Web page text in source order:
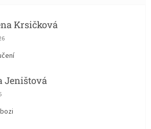
Krsičková
obchodu je 5 z 5 hvězdiček.
Jeništová
obchodu je 5 z 5 hvězdiček.